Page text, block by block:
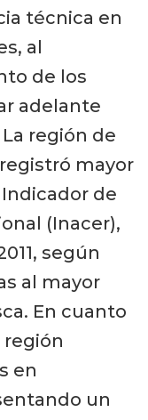
técnica en
al
de los
adelante
región de
mayor
de
(Inacer),
según
al mayor
En cuanto
región
en
un